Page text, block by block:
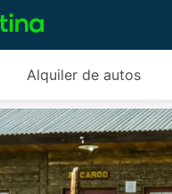
Alquiler de autos